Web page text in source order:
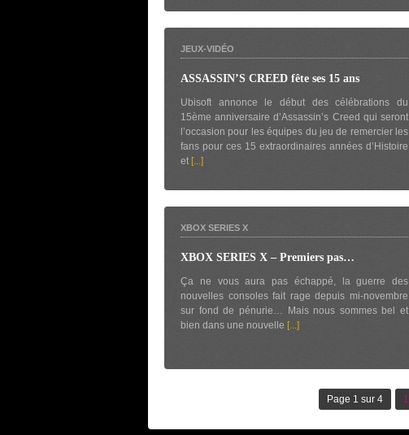
JEUX-VIDÉO
ASSASSIN’S CREED fête ses 15 ans
Ubisoft annonce le début des célébrations du
15ème anniversaire d’Assassin’s Creed qui seront
l’occasion pour les équipes du jeu de remercier les
fans pour ces 15 extraordinaires années d’Histoire
et [...]
XBOX SERIES X
XBOX SERIES X – Premiers pas…
Ça ne vous aura pas échappé, la guerre des
nouvelles consoles fait rage depuis mi-novembre
sur fond de pénurie… Mais nous sommes bel et
bien dans une nouvelle [...]
Page 1 sur 4 1